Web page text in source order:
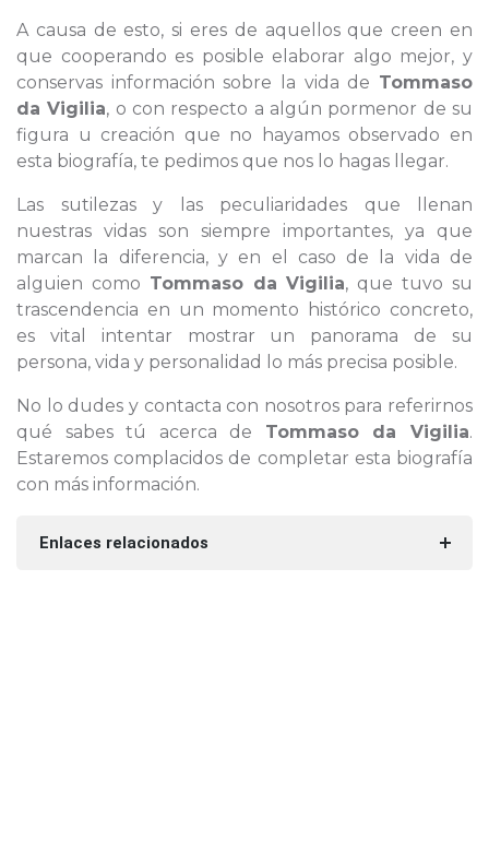
A causa de esto, si eres de aquellos que creen en
que cooperando es posible elaborar algo mejor, y
conservas información sobre la vida de Tommaso
da Vigilia, o con respecto a algún pormenor de su
figura u creación que no hayamos observado en
esta biografía, te pedimos que nos lo hagas llegar.
Las sutilezas y las peculiaridades que llenan
nuestras vidas son siempre importantes, ya que
marcan la diferencia, y en el caso de la vida de
alguien como Tommaso da Vigilia, que tuvo su
trascendencia en un momento histórico concreto,
es vital intentar mostrar un panorama de su
persona, vida y personalidad lo más precisa posible.
No lo dudes y contacta con nosotros para referirnos
qué sabes tú acerca de Tommaso da Vigilia.
Estaremos complacidos de completar esta biografía
con más información.
Enlaces relacionados